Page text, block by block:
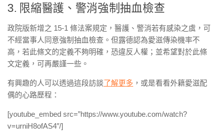
3. 限縮醫護、警消強制抽血檢查
政院版新增之 15-1 條法案規定，醫護、警消若有感染之虞，可
不經當事人同意強制抽血檢查。但露德認為愛滋傳染機率不
高，若此條文的定義不夠明確，恐違反人權；並希望對於此條
文定義，可再嚴謹一些。
有興趣的人可以透過這段訪談了解更多 ，或是看看外籍愛滋配
偶的心路歷程：
[youtube_embed src=”https://www.youtube.com/watch?
v=urniH8ofAS4″/]